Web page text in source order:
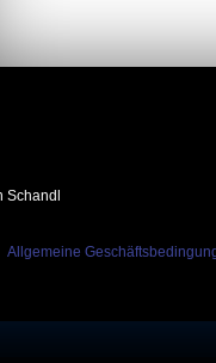
Allgemeine